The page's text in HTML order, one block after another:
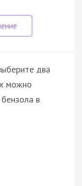
два
можно
в